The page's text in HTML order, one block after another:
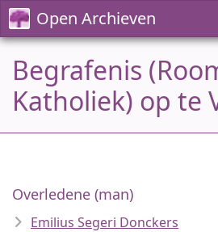
Open Archieven
Begrafenis
Katholiek) op te
Overledene (man)
Emilius Segeri Donckers